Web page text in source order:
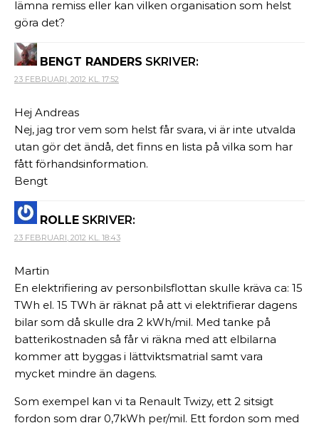
lämna remiss eller kan vilken organisation som helst
göra det?
BENGT RANDERS SKRIVER:
23 FEBRUARI, 2012 KL. 17:52
Hej Andreas
Nej, jag tror vem som helst får svara, vi är inte utvalda
utan gör det ändå, det finns en lista på vilka som har
fått förhandsinformation.
Bengt
ROLLE SKRIVER:
23 FEBRUARI, 2012 KL. 18:43
Martin
En elektrifiering av personbilsflottan skulle kräva ca: 15
TWh el. 15 TWh är räknat på att vi elektrifierar dagens
bilar som då skulle dra 2 kWh/mil. Med tanke på
batterikostnaden så får vi räkna med att elbilarna
kommer att byggas i lättviktsmatrial samt vara
mycket mindre än dagens.
Som exempel kan vi ta Renault Twizy, ett 2 sitsigt
fordon som drar 0,7kWh per/mil. Ett fordon som med